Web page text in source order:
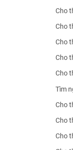
Cho
Cho
Cho
Cho
Cho
Tìm
Cho
Cho
Cho